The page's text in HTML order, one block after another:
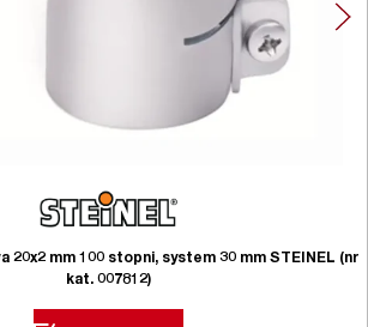
20x2 mm 100 stopni, system 30 mm STEINEL (nr
kat. 007812)